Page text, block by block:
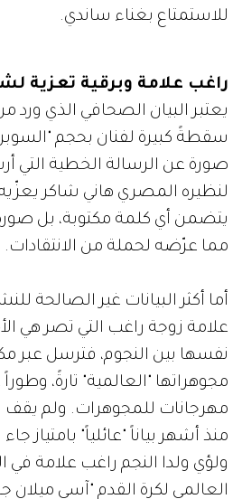
للاستمتاع بغناء ساندي.
راغب علامة وبرقية تعزية
يعتبر البيان الصحافي الذي
سقطةً كبيرة لفنان بحجم
صورة عن الرسالة الخطية التي
لنظيره المصري هاني شاكر يعزّيه
يتضمن أي كلمة مكتوبة، بل
مما عرّضه لحملة من الانتقادات.
أما أكثر البيانات غير الصالحة
علامة زوجة راغب التي تصر هي
نفسها بين النجوم، فترسل عبر
مجوهراتها "العالمية" تارةً،
مهرجانات للمجوهرات. ولم يقف
منذ أشهر بياناً "عائلياً" بامتياز
ولؤي ولدا النجم راغب علامة في
العالمي لكرة القدم "آسي ميلان